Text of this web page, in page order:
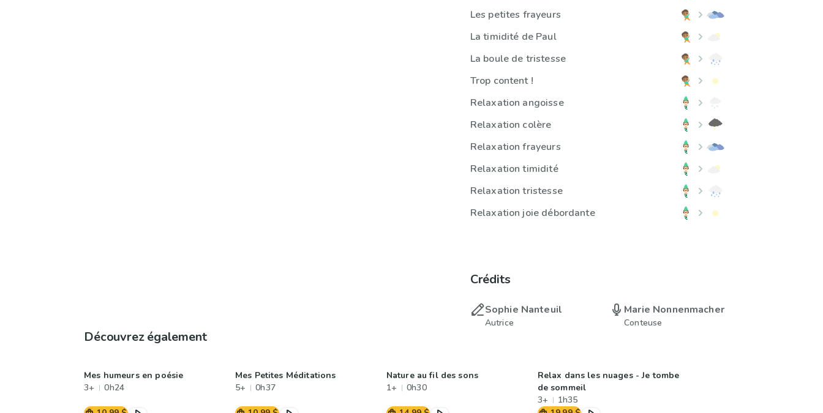
Les petites frayeurs
La timidité de Paul
La boule de tristesse
Trop content !
Relaxation angoisse
Relaxation colère
Relaxation frayeurs
Relaxation timidité
Relaxation tristesse
Relaxation joie débordante
Crédits
Sophie Nanteuil
Autrice
Marie Nonnenmacher
Conteuse
Découvrez également
Mes humeurs en poésie
3+
0h24
Mes Petites Méditations
5+
0h37
Nature au fil des sons
1+
0h30
Relax dans les nuages - Je tombe
de sommeil
3+
1h35